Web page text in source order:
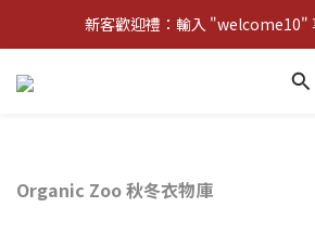
新客歡迎禮：輸入 "welcome10"
新客歡迎禮：輸入 "welcome10"
Pom d'Api 畢業特典 · 全品項
Organic Zoo 秋冬衣物庫